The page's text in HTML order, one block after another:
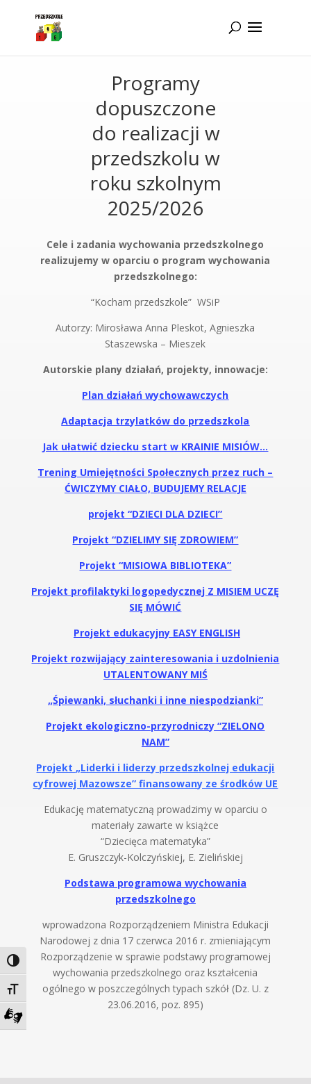
Toggle High Contrast
Toggle Font size
Zadzwoń do tłumacza języka migowego
Programy
dopuszczone
do realizacji w
przedszkolu w
roku szkolnym
2025/2026
Cele i zadania wychowania przedszkolnego
realizujemy w oparciu o program wychowania
przedszkolnego:
“Kocham przedszkole” WSiP
Autorzy: Mirosława Anna Pleskot, Agnieszka
Staszewska – Mieszek
Autorskie plany działań, projekty, innowacje:
Plan działań wychowawczych
Adaptacja trzylatków do przedszkola
Jak ułatwić dziecku start w KRAINIE MISIÓW…
Trening Umiejętności Społecznych przez ruch –
ĆWICZYMY CIAŁO, BUDUJEMY RELACJE
projekt “DZIECI DLA DZIECI”
Projekt “DZIELIMY SIĘ ZDROWIEM”
Projekt “MISIOWA BIBLIOTEKA”
Projekt profilaktyki logopedycznej Z MISIEM UCZĘ
SIĘ MÓWIĆ
Projekt edukacyjny EASY ENGLISH
Projekt rozwijający zainteresowania i uzdolnienia
UTALENTOWANY MIŚ
„Śpiewanki, słuchanki i inne niespodzianki”
Projekt ekologiczno-przyrodniczy “ZIELONO
NAM”
Projekt „Liderki i liderzy przedszkolnej edukacji
cyfrowej Mazowsze” finansowany ze środków UE
Edukację matematyczną prowadzimy w oparciu o
materiały zawarte w książce
“Dziecięca matematyka”
E. Gruszczyk-Kolczyńskiej, E. Zielińskiej
Podstawa programowa wychowania
przedszkolnego
wprowadzona Rozporządzeniem Ministra Edukacji
Narodowej z dnia 17 czerwca 2016 r. zmieniającym
Rozporządzenie w sprawie podstawy programowej
wychowania przedszkolnego oraz kształcenia
ogólnego w poszczególnych typach szkół (Dz. U. z
23.06.2016, poz. 895)